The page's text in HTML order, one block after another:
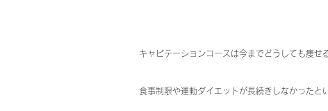
キャビテーションコースは今までどうしても痩せ
食事制限や運動ダイエットが長続きしなかったと